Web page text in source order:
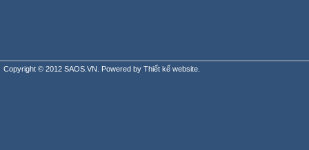
Copyright © 2012 SAOS.VN. Powered by Thiết kế website